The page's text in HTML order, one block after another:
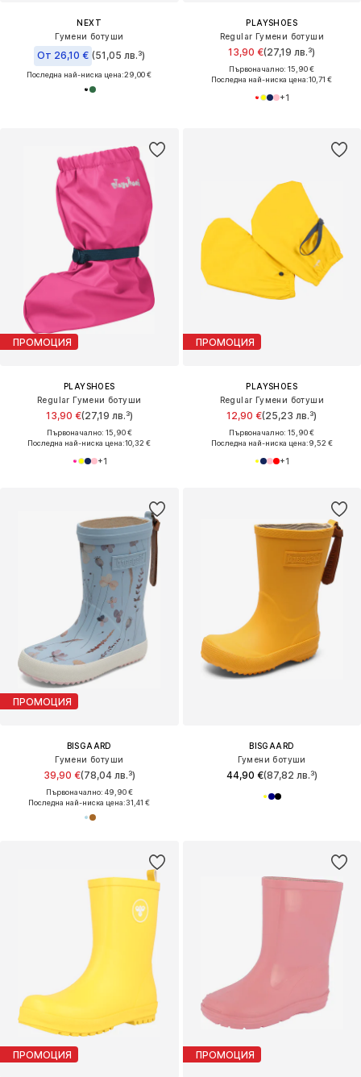
NEXT
Гумени ботуши
От 26,10 € (51,05 лв.³)
Последна най-ниска цена:29,00 €
PLAYSHOES
Regular Гумени ботуши
13,90 €(27,19 лв.³)
Първоначално: 15,90 €
Последна най-ниска цена:10,71 €
+1
ПРОМОЦИЯ
PLAYSHOES
Regular Гумени ботуши
13,90 €(27,19 лв.³)
Първоначално: 15,90 €
Последна най-ниска цена:10,32 €
+1
ПРОМОЦИЯ
PLAYSHOES
Regular Гумени ботуши
12,90 €(25,23 лв.³)
Първоначално: 15,90 €
Последна най-ниска цена:9,52 €
+1
ПРОМОЦИЯ
BISGAARD
Гумени ботуши
39,90 €(78,04 лв.³)
Първоначално: 49,90 €
Последна най-ниска цена:31,41 €
BISGAARD
Гумени ботуши
44,90 €(87,82 лв.³)
ПРОМОЦИЯ ПРОМОЦИЯ